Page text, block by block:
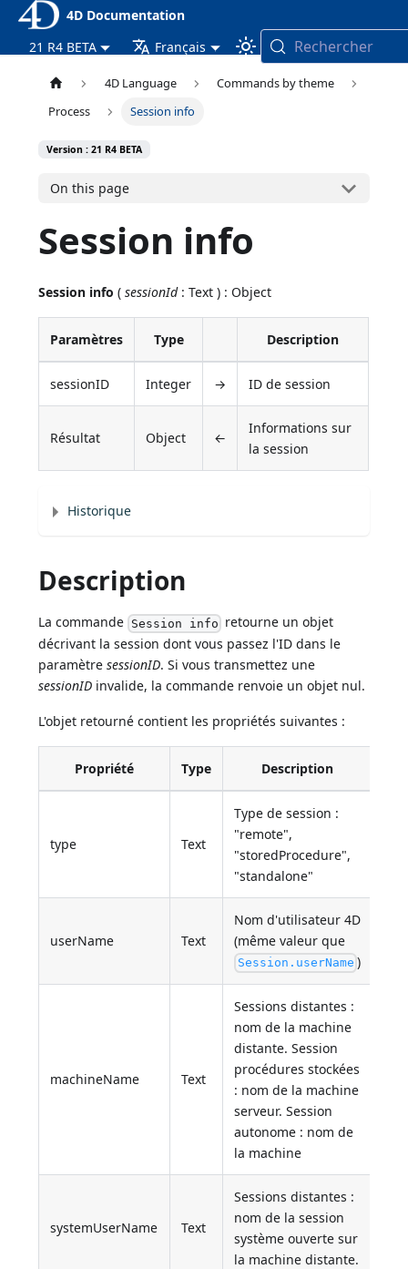
4D Documentation
21 R4 BETA
Français Rechercher
4D Language
Commands by theme
Process
Session info
Version : 21 R4 BETA
On this page
Session info
Session info (sessionId: Text ) : Object
Paramètres Type Description
sessionID Integer → ID de session
Résultat Object ←
Informations sur
la session
Historique
Description
La commande Session info retourne un objet
décrivant la session dont vous passez l'ID dans le
paramètresessionID. Si vous transmettez une
sessionID invalide, la commande renvoie un objet nul.
L'objet retourné contient les propriétés suivantes :
Propriété Type Description
type Text
Type de session :
"remote",
"storedProcedure",
"standalone"
userName Text
Nom d'utilisateur 4D
(même valeur que
Session.userName )
machineName Text
Sessions distantes :
nom de la machine
distante. Session
procédures stockées
: nom de la machine
serveur. Session
autonome : nom de
la machine
systemUserName Text
Sessions distantes :
nom de la session
système ouverte sur
la machine distante.